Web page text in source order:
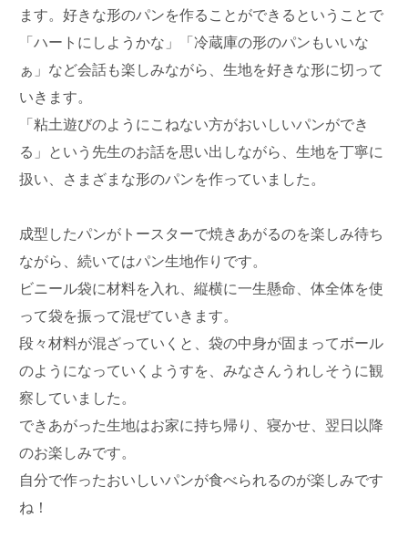
ます。好きな形のパンを作ることができるということで
「ハートにしようかな」「冷蔵庫の形のパンもいいな
ぁ」など会話も楽しみながら、生地を好きな形に切って
いきます。
「粘土遊びのようにこねない方がおいしいパンができ
る」という先生のお話を思い出しながら、生地を丁寧に
扱い、さまざまな形のパンを作っていました。
成型したパンがトースターで焼きあがるのを楽しみ待ち
ながら、続いてはパン生地作りです。
ビニール袋に材料を入れ、縦横に一生懸命、体全体を使
って袋を振って混ぜていきます。
段々材料が混ざっていくと、袋の中身が固まってボール
のようになっていくようすを、みなさんうれしそうに観
察していました。
できあがった生地はお家に持ち帰り、寝かせ、翌日以降
のお楽しみです。
自分で作ったおいしいパンが食べられるのが楽しみです
ね！